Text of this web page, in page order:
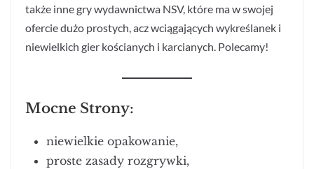
także inne gry wydawnictwa NSV, które ma w swojej
ofercie dużo prostych, acz wciągających wykreślanek i
niewielkich gier kościanych i karcianych. Polecamy!
Mocne Strony:
niewielkie opakowanie,
proste zasady rozgrywki,